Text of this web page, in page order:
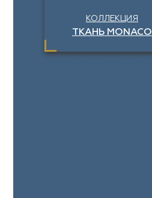
КОЛЛЕКЦИЯ
ТКАНЬ MONACO